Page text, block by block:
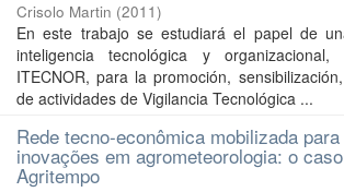
Crisolo Martin (2011)
En este trabajo se estudiará el papel de
inteligencia tecnológica y
ITECNOR, para la promoción,
de actividades de Vigilancia Tecnológica ...
Rede tecno-econômica mobilizada
inovações em agrometeorologia: o
Agritempo